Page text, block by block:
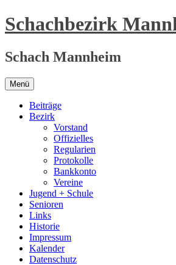
Zum
Inhalt
Schachbezirk
Schach Mannheim
Menü
Beiträge
Bezirk
Vorstand
Offizielles
Regularien
Protokolle
Bankkonto
Vereine
Jugend + Schule
Senioren
Links
Historie
Impressum
Kalender
Datenschutz